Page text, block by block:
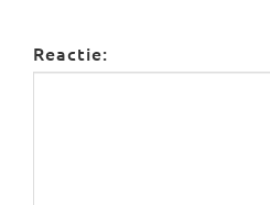
Reactie: